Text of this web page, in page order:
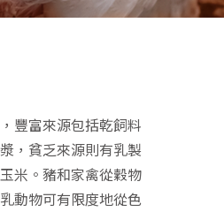
豐富來源包括乾飼料
，貧乏來源則有乳製
米。豬和家禽從穀物
動物可有限度地從色